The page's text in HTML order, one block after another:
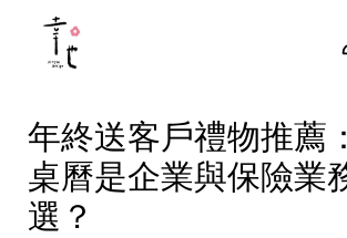
年終送客戶禮物推薦
桌曆是企業與保險業
選？
您的購物車目前還是
繼續購物